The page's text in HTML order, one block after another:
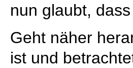
nun glaubt,
Geht näher
ist und